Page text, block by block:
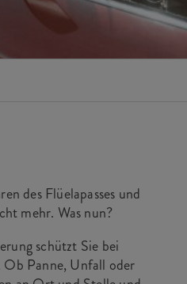
des Flüelapasses und
mehr. Was nun?
schützt Sie bei
Ob Panne, Unfall oder